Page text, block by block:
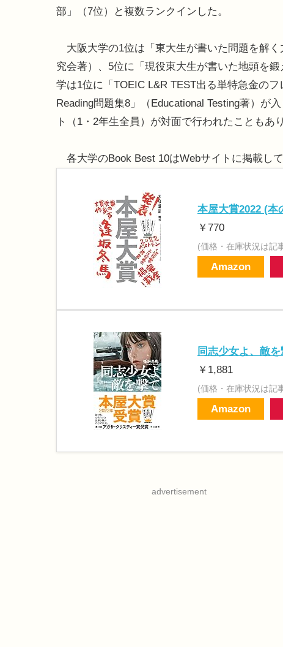
部」（7位）と複数ランクインした。
大阪大学の1位は「東大生が書いた問題を解
究会著）、5位に「現役東大生が書いた地頭を
学は1位に「TOEIC L&R TEST出る単特急金の
Reading問題集8」（Educational Testing著）が
ト（1・2年生全員）が対面で行われたこともあ
各大学のBook Best 10はWebサイトに掲載して
本屋大賞2022 (本
￥770
(価格・在庫状況は記
Amazon
同志少女よ、敵を
￥1,881
(価格・在庫状況は記
Amazon
advertisement